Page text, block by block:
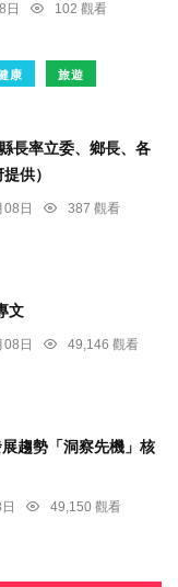
日
102 觀看
康 旅遊
長率立委、鄉長、各
供）
日
387 觀看
文
日
49,146 觀看
趨勢「洞察先機」核
49,150 觀看